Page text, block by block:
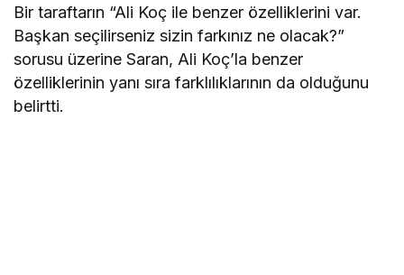
Bir taraftarın “Ali Koç ile benzer özelliklerini var.
Başkan seçilirseniz sizin farkınız ne olacak?”
sorusu üzerine Saran, Ali Koç’la benzer
özelliklerinin yanı sıra farklılıklarının da olduğunu
belirtti.